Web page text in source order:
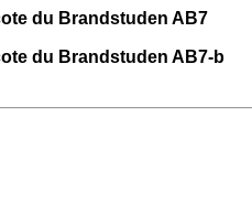
du Brandstuden AB7
du Brandstuden AB7-b